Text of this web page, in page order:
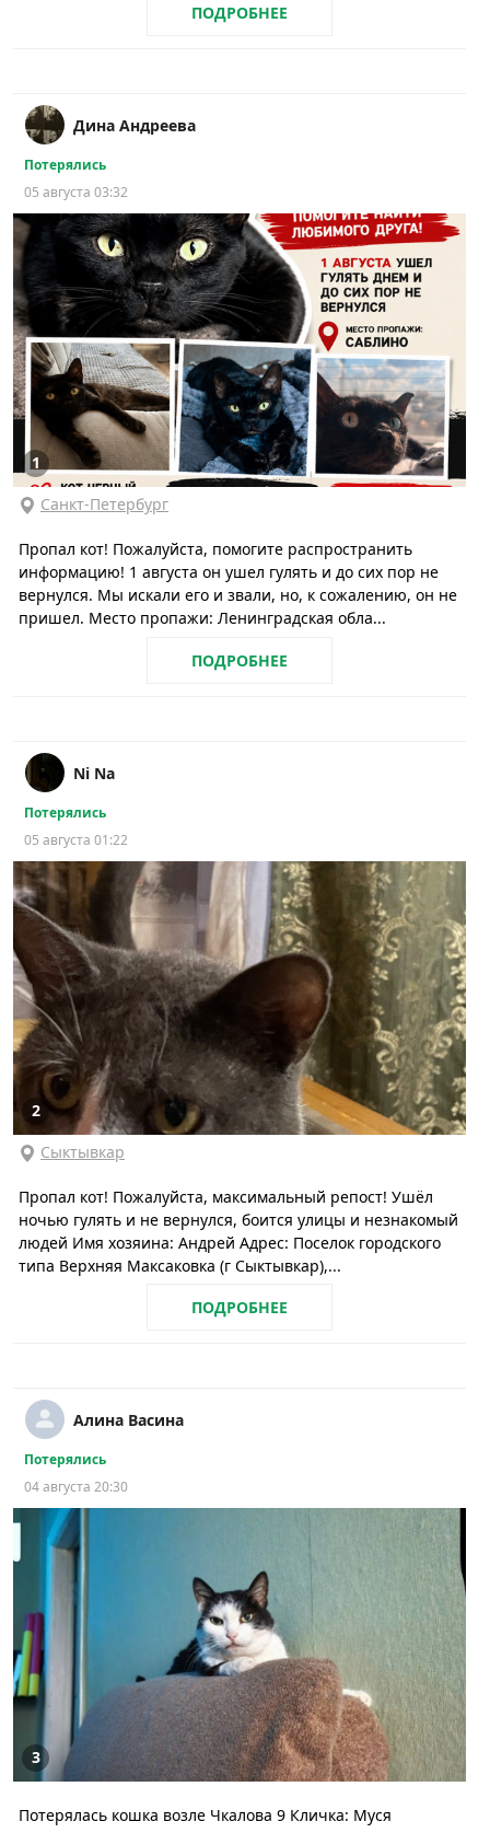
ПОДРОБНЕЕ
Дина Андреева
Потерялись
05 августа 03:32
1
Санкт-Петербург
Пропал кот! Пожалуйста, помогите распространить
информацию! 1 августа он ушел гулять и до сих пор не
вернулся. Мы искали его и звали, но, к сожалению, он не
пришел. Место пропажи: Ленинградская обла...
ПОДРОБНЕЕ
Ni Na
Потерялись
05 августа 01:22
2
Сыктывкар
Пропал кот! Пожалуйста, максимальный репост! Ушёл
ночью гулять и не вернулся, боится улицы и незнакомый
людей Имя хозяина: Андрей Адрес: Поселок городского
типа Верхняя Максаковка (г Сыктывкар),...
ПОДРОБНЕЕ
Алина Васина
Потерялись
04 августа 20:30
3
Потерялась кошка возле Чкалова 9 Кличка: Муся